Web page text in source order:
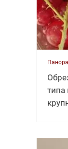
типа